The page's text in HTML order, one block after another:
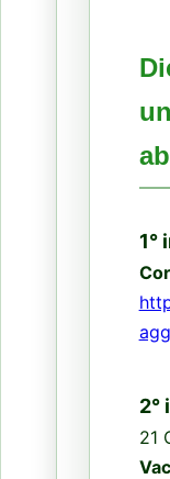
1°
2°
21